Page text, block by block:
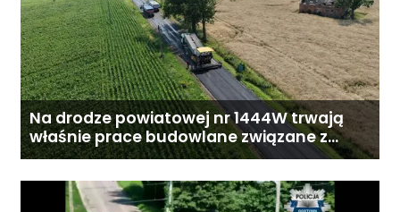
Na drodze powiatowej nr 1444W trwają
właśnie prace budowlane związane z
przebudową drogi